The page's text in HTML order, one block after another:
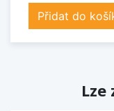
Přidat do